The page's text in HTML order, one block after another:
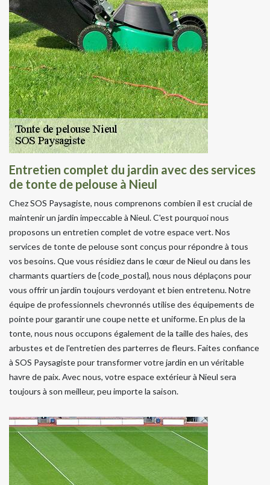
Entretien complet du jardin avec des services
de tonte de pelouse à Nieul
Chez SOS Paysagiste, nous comprenons combien il est crucial de
maintenir un jardin impeccable à Nieul. C'est pourquoi nous
proposons un entretien complet de votre espace vert. Nos
services de tonte de pelouse sont conçus pour répondre à tous
vos besoins. Que vous résidiez dans le cœur de Nieul ou dans les
charmants quartiers de {code_postal}, nous nous déplaçons pour
vous offrir un jardin toujours verdoyant et bien entretenu. Notre
équipe de professionnels chevronnés utilise des équipements de
pointe pour garantir une coupe nette et uniforme. En plus de la
tonte, nous nous occupons également de la taille des haies, des
arbustes et de l'entretien des parterres de fleurs. Faites confiance
à SOS Paysagiste pour transformer votre jardin en un véritable
havre de paix. Avec nous, votre espace extérieur à Nieul sera
toujours à son meilleur, peu importe la saison.